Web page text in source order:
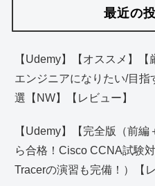
最近の
【Udemy】【オススメ】【
エンジニアになりたい/目
選【NW】【レビュー】
【Udemy】【完全版（前
ら合格！Cisco CCNA試験
Tracerの演習も完備！）【レ